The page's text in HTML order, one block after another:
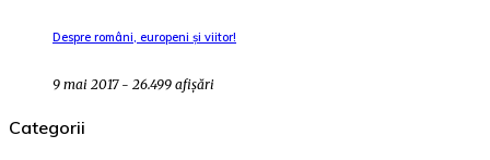
Despre români, europeni și viitor!
9 mai 2017 - 26.499 afișări
Categorii